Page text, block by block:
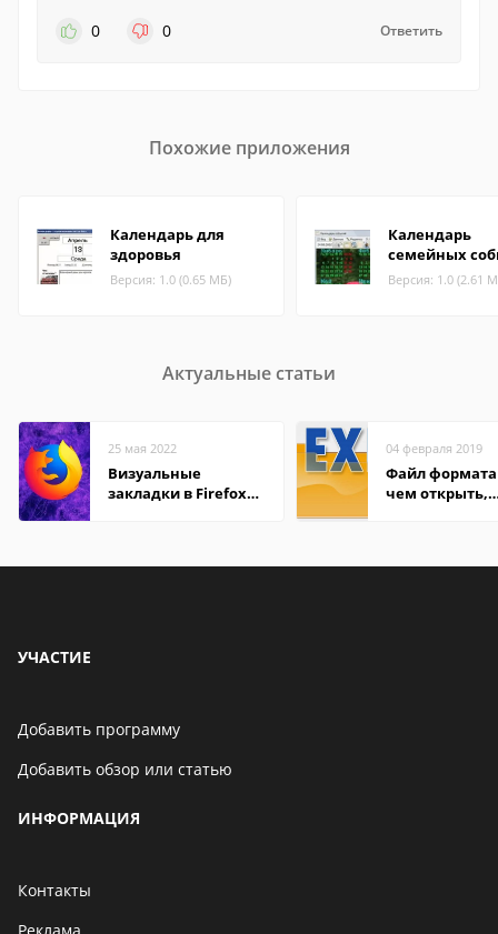
0
0 Ответить
Похожие приложения
Календарь для
здоровья
Версия: 1.0 (0.65 МБ)
Календарь
семейных
Версия: 1.0 (2.61
Актуальные статьи
25 мая 2022
Визуальные
закладки в Firefox
04 февраля 2019
Файл
чем открыть,
УЧАСТИЕ
Добавить программу
Добавить обзор или статью
ИНФОРМАЦИЯ
Контакты